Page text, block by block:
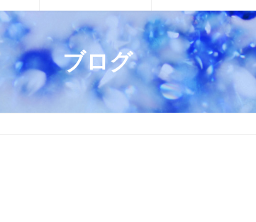
ブログ